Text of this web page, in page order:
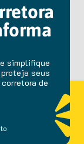
simplifique
seus
de